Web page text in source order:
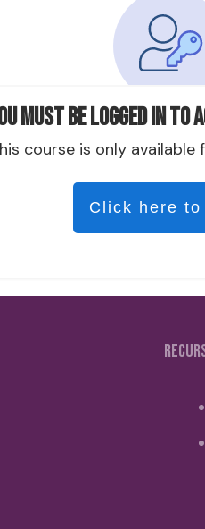
must be logged in to
course is only available
Click here to